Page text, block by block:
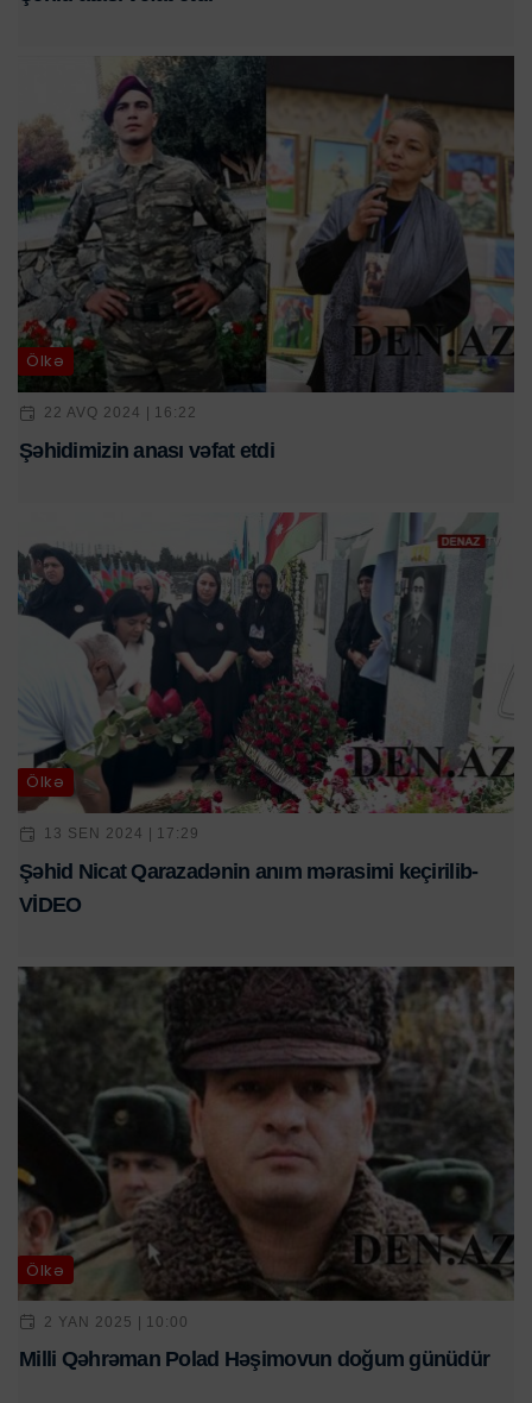
Ölkə
22 AVQ 2024 | 16:22
Şəhidimizin anası vəfat etdi
Ölkə
13 SEN 2024 | 17:29
Şəhid Nicat Qarazadənin anım mərasimi keçirilib-
VİDEO
Ölkə
2 YAN 2025 | 10:00
Milli Qəhrəman Polad Həşimovun doğum günüdür